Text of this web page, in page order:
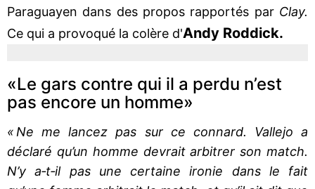
Paraguayen dans des propos rapportés par Clay.
Ce qui a provoqué la colère d'Andy Roddick.
«Le gars contre qui il a perdu n’est
pas encore un homme»
« Ne me lancez pas sur ce connard. Vallejo a
déclaré qu’un homme devrait arbitrer son match.
N’y a‑t‐il pas une certaine ironie dans le fait